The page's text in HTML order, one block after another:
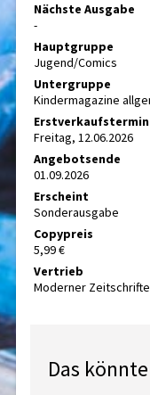
Nächste Ausgabe
-
Hauptgruppe
Jugend/Comics
Untergruppe
Kindermagazine
Erstverkaufstermin
Freitag, 12.06.2026
Angebotsende
01.09.2026
Erscheint
Sonderausgabe
Copypreis
5,99 €
Vertrieb
Moderner
Das